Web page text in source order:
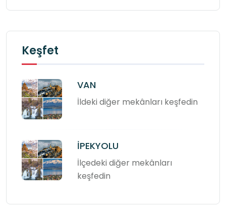
Keşfet
VAN
İldeki diğer mekânları keşfedin
İPEKYOLU
İlçedeki diğer mekânları
keşfedin